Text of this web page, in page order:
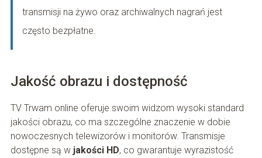
transmisji na żywo oraz archiwalnych nagrań jest
często bezpłatne.
Jakość obrazu i dostępność
TV Trwam online oferuje swoim widzom wysoki standard
jakości obrazu, co ma szczególne znaczenie w dobie
nowoczesnych telewizorów i monitorów. Transmisje
dostępne są w jakości HD, co gwarantuje wyrazistość